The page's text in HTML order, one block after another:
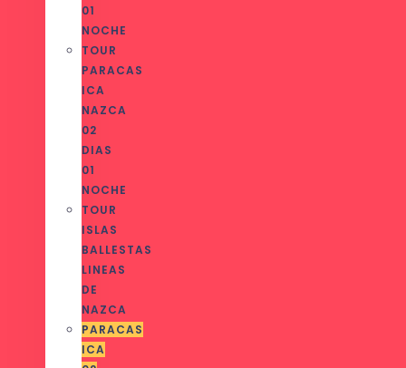
01
NOCHE
TOUR
PARACAS
ICA
NAZCA
02
DIAS
01
NOCHE
TOUR
ISLAS
BALLESTAS
LINEAS
DE
NAZCA
PARACAS
ICA